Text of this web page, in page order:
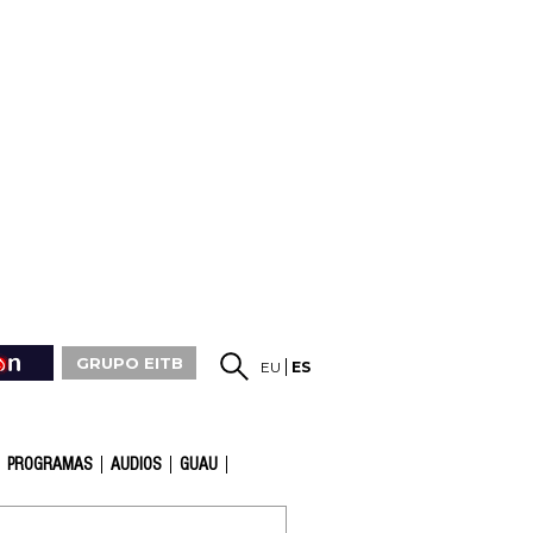
GRUPO EITB EU ES
PROGRAMAS AUDIOS GUAU